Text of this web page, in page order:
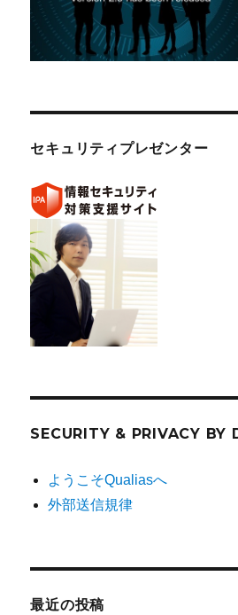
セキュリティプレゼンター
SECURITY & PRIVACY BY
ようこそQualiasへ
外部送信規律
最近の投稿